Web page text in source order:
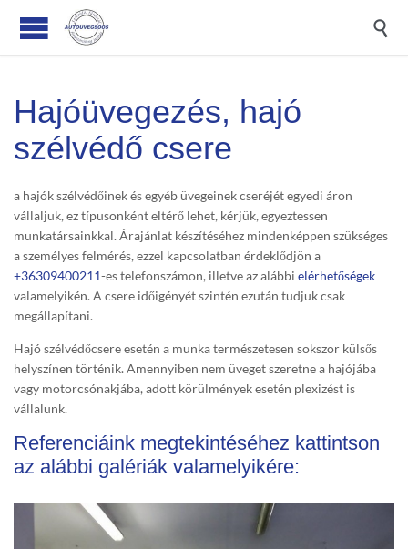

Hajóüvegezés, hajó
szélvédő csere
a hajók szélvédőinek és egyéb üvegeinek cseréjét egyedi áron
vállaljuk, ez típusonként eltérő lehet, kérjük, egyeztessen
munkatársainkkal. Árajánlat készítéséhez mindenképpen szükséges
a személyes felmérés, ezzel kapcsolatban érdeklődjön a
+36309400211-es telefonszámon, illetve az alábbi elérhetőségek
valamelyikén. A csere időigényét szintén ezután tudjuk csak
megállapítani.
Hajó szélvédőcsere esetén a munka természetesen sokszor külsős
helyszínen történik. Amennyiben nem üveget szeretne a hajójába
vagy motorcsónakjába, adott körülmények esetén plexizést is
vállalunk.
Referenciáink megtekintéséhez kattintson
az alábbi galériák valamelyikére: